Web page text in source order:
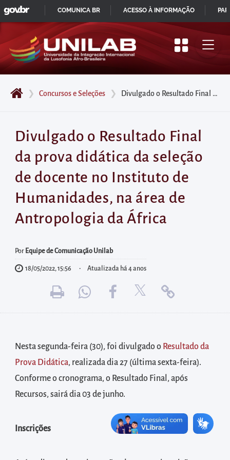
Pular
para
início
do
principal
Acessar
diretamente
o
menu
principal
Acessar
área
para
diretamente
as
informações
postas
rodapé
❯ Concursos e Seleções ❯ Divulgado o Resultado Final da prova didática da seleção de docente no Instituto de Humanidades, na área de Antropologia da África
Divulgado o Resultado Final
da prova didática da seleção
de docente no Instituto de
Humanidades, na área de
Antropologia da África
Por Equipe de Comunicação Unilab
18/05/2022, 15:56 Atualizada há 4 anos
Nesta segunda-feira (30), foi divulgado o Resultado da
Prova Didática, realizada dia 27 (última sexta-feira).
Conforme o cronograma, o Resultado Final, após
Recursos, sairá dia 03 de junho.
Inscrições
IR
PARA
CONTEÚDO
GOVBR
COMUNICA BR ACESSO À INFORMAÇÃO